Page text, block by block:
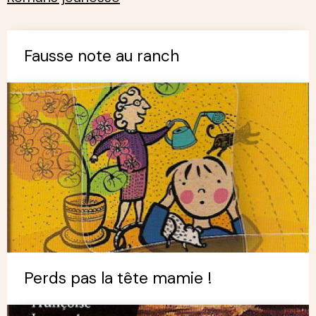
Fausse note au ranch
Perds pas la tête mamie !